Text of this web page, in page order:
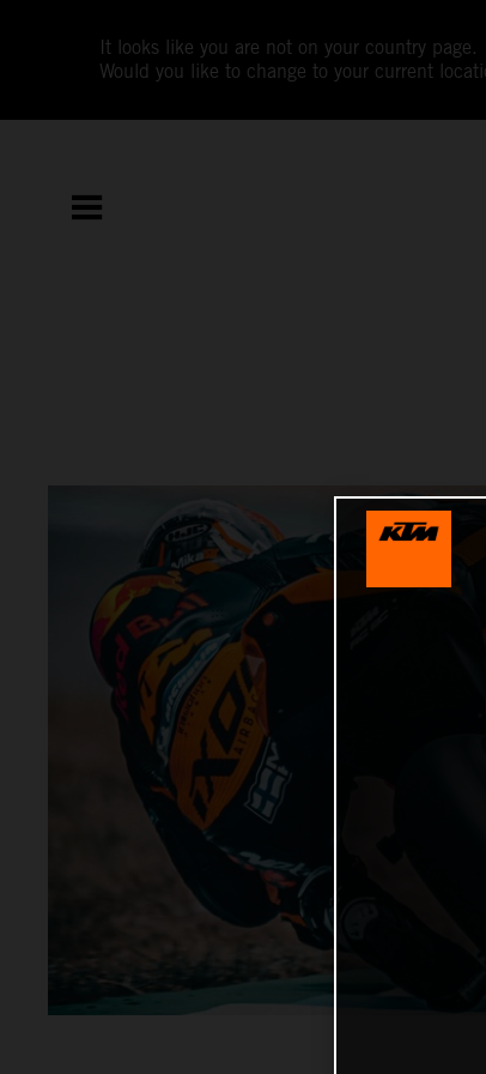
It looks like you are not on your country page.
Would you like to change to your current